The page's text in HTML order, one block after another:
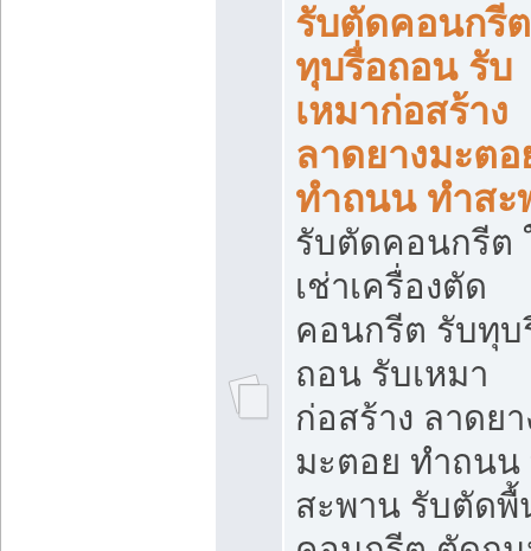
รับตัดคอนกรี
ทุบรื่อถอน รับ
เหมาก่อสร้าง
ลาดยางมะตอ
ทำถนน ทำสะ
รับตัดคอนกรีต
เช่าเครื่องตัด
คอนกรีต รับทุบ
ถอน รับเหมา
ก่อสร้าง ลาดยา
มะตอย ทำถนน
สะพาน รับตัดพื้